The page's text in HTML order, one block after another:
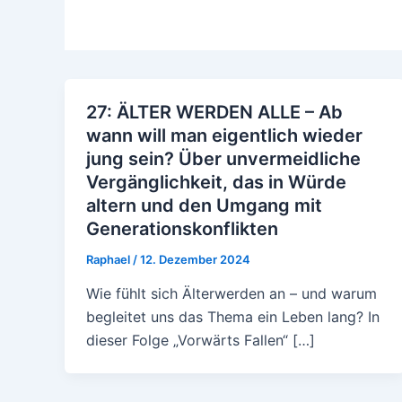
27: ÄLTER WERDEN ALLE – Ab
wann will man eigentlich wieder
jung sein? Über unvermeidliche
Vergänglichkeit, das in Würde
altern und den Umgang mit
Generationskonflikten
Raphael /12. Dezember 2024
Wie fühlt sich Älterwerden an – und warum
begleitet uns das Thema ein Leben lang? In
dieser Folge „Vorwärts Fallen“ […]